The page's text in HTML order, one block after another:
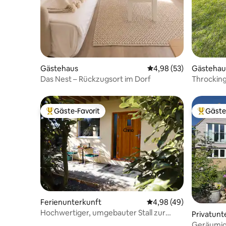
Gästehaus Durchschnittliche
4,98 (53)
Das Nest – Rückzugsort im Dorf
Beliebter Gäste-Favorit.
Gäste-Favorit
Ferienunterkunft Durchschnittliche
4,98 (49)
Hochwertiger, umgebauter Stall zur